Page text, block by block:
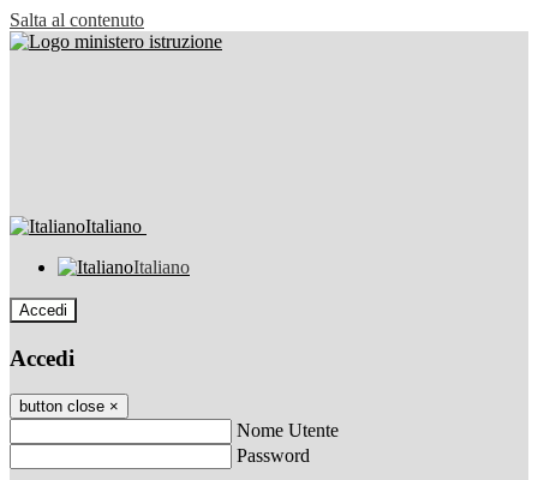
Salta al contenuto
Italiano
Italiano
Accedi
Accedi
button close ×
Nome Utente
Password